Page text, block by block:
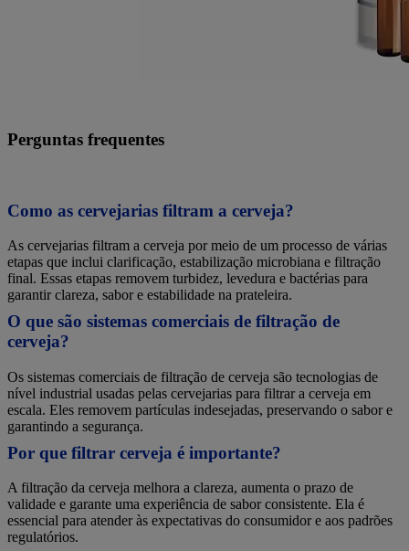
Perguntas frequentes
Como as cervejarias filtram a cerveja?
As cervejarias filtram a cerveja por meio de um processo de várias
etapas que inclui clarificação, estabilização microbiana e filtração
final. Essas etapas removem turbidez, levedura e bactérias para
garantir clareza, sabor e estabilidade na prateleira.
O que são sistemas comerciais de filtração de
cerveja?
Os sistemas comerciais de filtração de cerveja são tecnologias de
nível industrial usadas pelas cervejarias para filtrar a cerveja em
escala. Eles removem partículas indesejadas, preservando o sabor e
garantindo a segurança.
Por que filtrar cerveja é importante?
A filtração da cerveja melhora a clareza, aumenta o prazo de
validade e garante uma experiência de sabor consistente. Ela é
essencial para atender às expectativas do consumidor e aos padrões
regulatórios.